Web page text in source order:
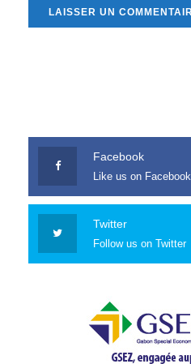
Facebook
Like us on Facebook
Twitter
Follow us on Twitter